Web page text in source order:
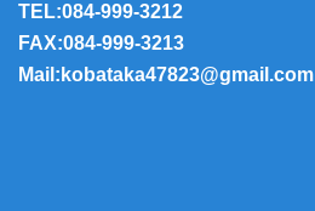
TEL:084-999-3212
FAX:084-999-3213
Mail:kobataka47823@gmail.com